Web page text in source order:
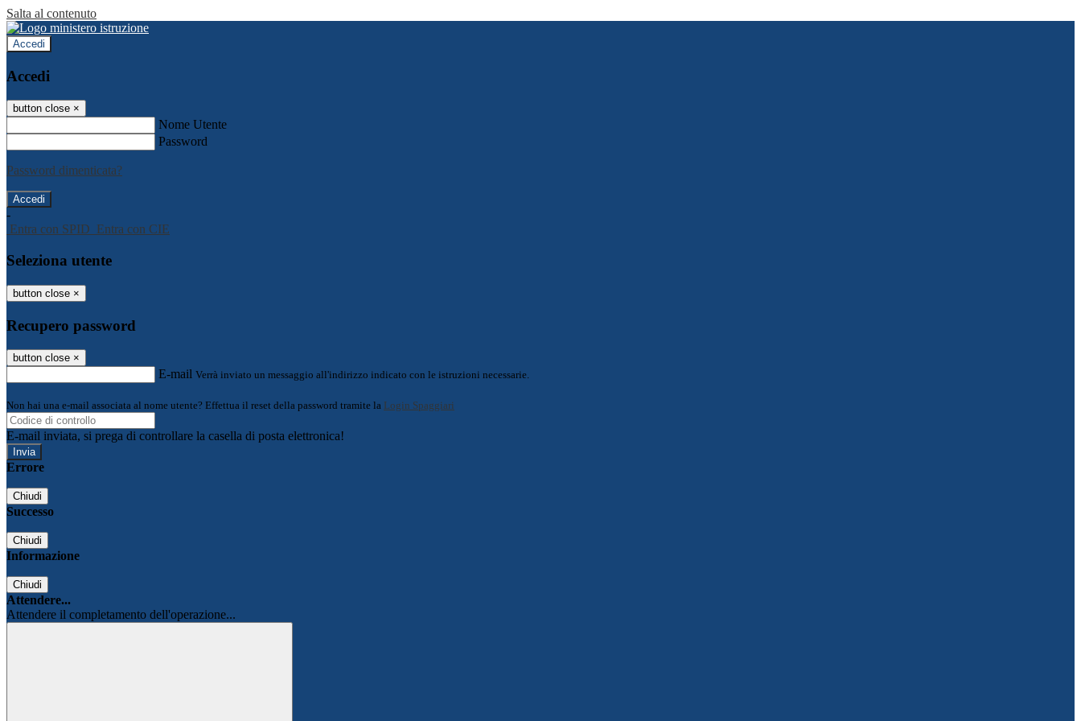
Salta al contenuto
Accedi
Accedi
button close ×
Nome Utente
Password
Password dimenticata?
-
Entra con SPID Entra con CIE
Seleziona utente
button close ×
Recupero password
button close ×
E-mail Verrà inviato un messaggio all'indirizzo indicato con le istruzioni necessarie.
Non hai una e-mail associata al nome utente? Effettua il reset della password tramite la Login Spaggiari
E-mail inviata, si prega di controllare la casella di posta elettronica!
Errore
Chiudi
Successo
Chiudi
Informazione
Chiudi
Attendere...
Attendere il completamento dell'operazione...